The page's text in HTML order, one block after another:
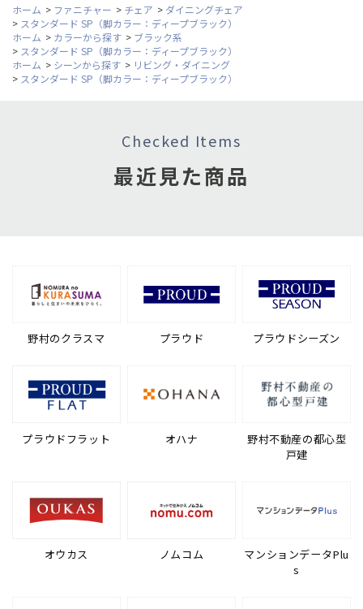
ホーム > ファニチャー > チェア > ダイニングチェア
> スタンダード SP（脚カラー：ディープブラック）
ホーム > カラーから探す > ブラック系
> スタンダード SP（脚カラー：ディープブラック）
ホーム > シーンから探す > リビング・ダイニング
> スタンダード SP（脚カラー：ディープブラック）
Checked Items
最近見た商品
野村のクラスマ プラウド プラウドシーズン
プラウドフラット オハナ
野村不動産の都心型
戸建
オウカス ノムコム
マンションデータPlu
s